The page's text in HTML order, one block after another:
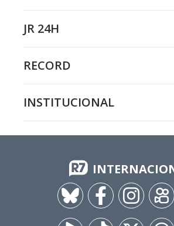
JR 24H
RECORD
INSTITUCIONAL